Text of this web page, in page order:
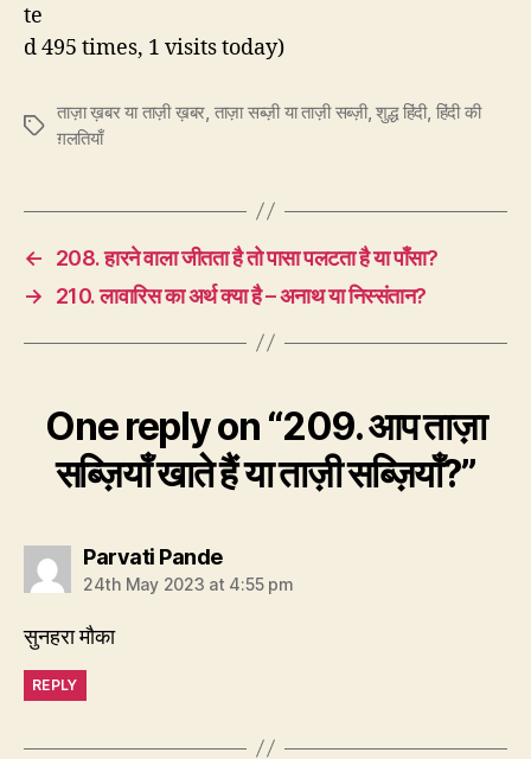
te
d 495 times, 1 visits today)
Tags
ताज़ा ख़बर या ताज़ी ख़बर ताज़ा सब्ज़ी या ताज़ी सब्ज़ी,शुद्ध हिंदी, हिंदी की
ग़लतियाँ
←
208. हारने वाला जीतता है तो पासा पलटता है या पाँसा?
→
210. लावारिस का अर्थ क्या है – अनाथ या निस्संतान?
One reply on “209. आप ताज़ा
सब्ज़ियाँ खाते हैं या ताज़ी सब्ज़ियाँ?”
Parvati Pandesays:
24th May 2023 at 4:55 pm
सुनहरा मौका
REPLY